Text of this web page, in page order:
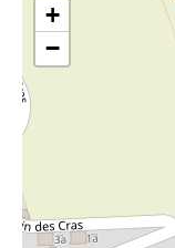
+
−